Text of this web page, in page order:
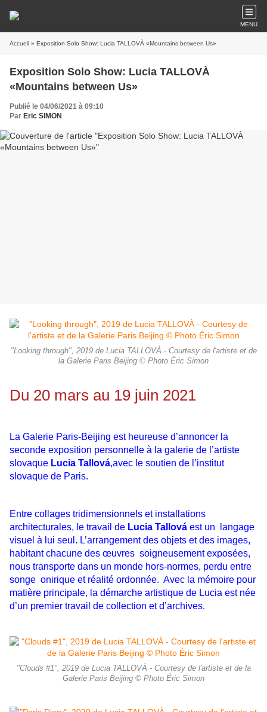
MENU
Accueil » Exposition Solo Show: Lucia TALLOVÀ «Mountains between Us»
Exposition Solo Show: Lucia TALLOVÀ
«Mountains between Us»
Publié le 04/06/2021 à 09:10
Par Eric SIMON
"Looking through", 2019 de Lucia TALLOVÀ - Courtesy de l'artiste et de
la Galerie Paris Beijing © Photo Éric Simon
Du 20 mars au 19 juin 2021
La Galerie Paris-Beijing est heureuse d’annoncer la
seconde exposition personnelle à la galerie de l’artiste
slovaque Lucia Tallová,avec le soutien de l’institut
slovaque de Paris.
Entre collages tridimensionnels et installations
architecturales, le travail de Lucia Tallová est un langage
visuel à lui seul. L’arrangement des objets et des images,
habitant chacune des œuvres soigneusement exposées,
nous transporte dans un monde hors-normes, perdu entre
songe onirique et réalité ordonnée. Avec la mémoire pour
matière principale, la démarche artistique de Lucia est née
d’un premier travail de collection et d’archives.
"Clouds #1", 2019 de Lucia TALLOVÀ - Courtesy de l'artiste et de la
Galerie Paris Beijing © Photo Éric Simon